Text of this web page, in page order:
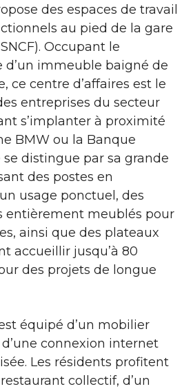
des espaces de travail
au pied de la gare
Occupant le
immeuble baigné de
ce centre d’affaires est le
entreprises du secteur
s’implanter à proximité
BMW ou la Banque
se distingue par sa grande
des postes en
usage ponctuel, des
entièrement meublés pour
ainsi que des plateaux
accueillir jusqu’à 80
des projets de longue
équipé d’un mobilier
connexion internet
Les résidents profitent
collectif, d’un